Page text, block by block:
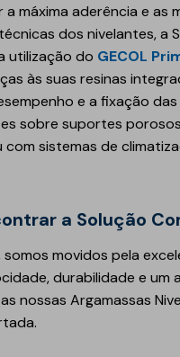
a máxima aderência e as
dos nivelantes, a
utilização do GECOL
às suas resinas
e a fixação das
sobre suportes
sistemas de
a Solução
somos movidos pela
durabilidade e um
nossas Argamassas